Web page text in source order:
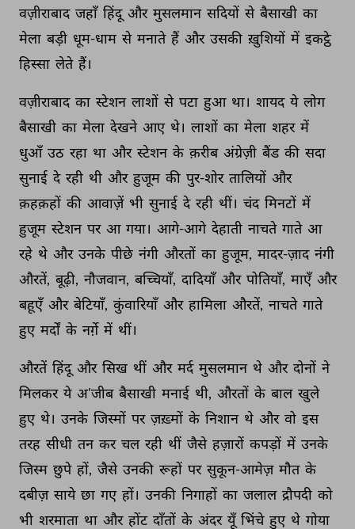
वज़ीराबाद जहाँ हिंदू और मुसलमान सदियों से बैसाखी का
मेला बड़ी धूम-धाम से मनाते हैं और उसकी ख़ुशियों में इकट्ठे
हिस्सा लेते हैं।
वज़ीराबाद का स्टेशन लाशों से पटा हुआ था। शायद ये लोग
बैसाखी का मेला देखने आए थे। लाशों का मेला शहर में
धुआँ उठ रहा था और स्टेशन के क़रीब अंग्रेज़ी बैंड की सदा
सुनाई दे रही थी और हुजूम की पुर-शोर तालियों और
क़हक़हों की आवाज़ें भी सुनाई दे रही थीं। चंद मिनटों में
हुजूम स्टेशन पर आ गया। आगे-आगे देहाती नाचते गाते आ
रहे थे और उनके पीछे नंगी औरतों का हुजूम, मादर-ज़ाद नंगी
औरतें, बूढ़ी, नौजवान, बच्चियाँ, दादियाँ और पोतियाँ, माएँ और
बहूएँ और बेटियाँ, कुंवारियाँ और हामिला औरतें, नाचते गाते
हुए मर्दों के नर्ग़े में थीं।
औरतें हिंदू और सिख थीं और मर्द मुसलमान थे और दोनों ने
मिलकर ये अ'जीब बैसाखी मनाई थी, औरतों के बाल खुले
हुए थे। उनके जिस्मों पर ज़ख़्मों के निशान थे और वो इस
तरह सीधी तन कर चल रही थीं जैसे हज़ारों कपड़ों में उनके
जिस्म छुपे हों, जैसे उनकी रूहों पर सुकून-आमेज़ मौत के
दबीज़ साये छा गए हों। उनकी निगाहों का जलाल द्रौपदी को
भी शरमाता था और होंट दाँतों के अंदर यूँ भिंचे हुए थे गोया